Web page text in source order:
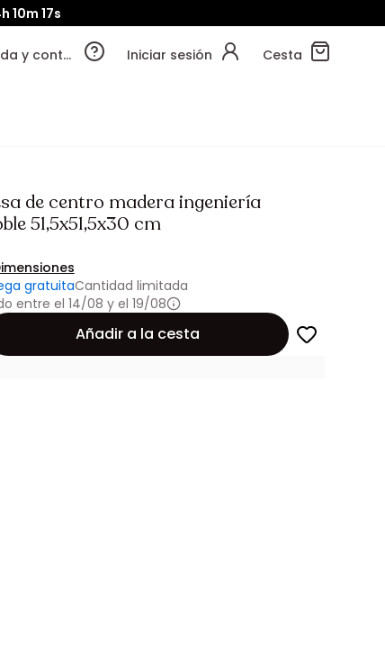
10m 15s
Ayuda y contacto Iniciar sesión Cesta
de centro madera ingeniería
51,5x51,5x30 cm
gratuitaCantidad limitada
entre el 14/08 y el 19/08
Añadir a la cesta